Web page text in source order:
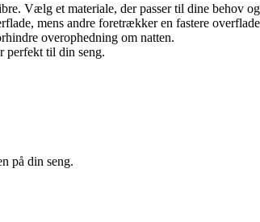
Vælg et materiale, der passer til dine behov
mens andre foretrækker en fastere
overophedning om natten.
perfekt til din seng.
på din seng.